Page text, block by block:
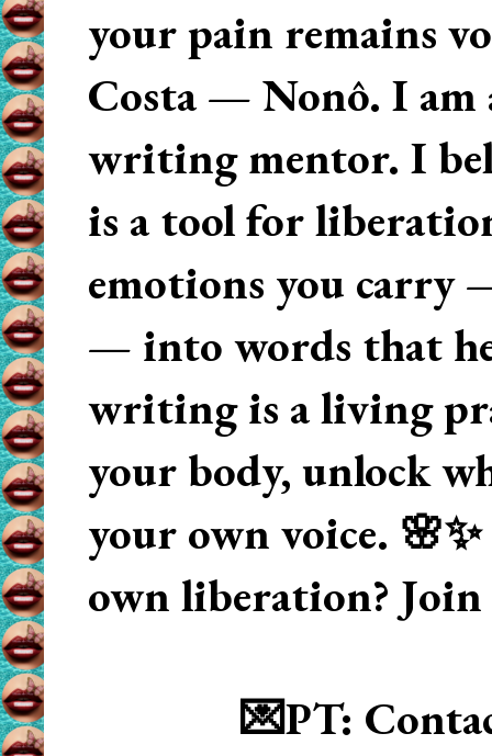
your pain remains
Costa — Nonô. I am
writing mentor. I
is a tool for
emotions you carry
— into words that
writing is a living
your body, unlock
your own voice.
own liberation? Join
💌PT: